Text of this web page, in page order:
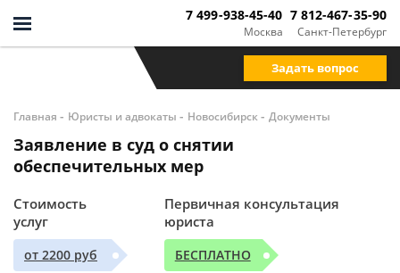
Москва
7 499-938-45-40
Санкт-Петербург
7 812-467-35-90
Задать вопрос
Главная - Юристы и адвокаты - Новосибирск- Документы
Заявление в суд о снятии
обеспечительных мер
Стоимость
услуг
от 2200 руб
Первичная консультация
юриста
БЕСПЛАТНО